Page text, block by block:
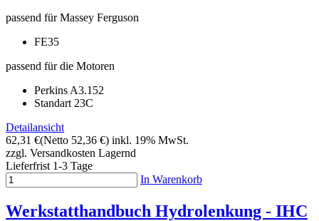
passend für Massey Ferguson
FE35
passend für die Motoren
Perkins A3.152
Standart 23C
Detailansicht
62,31 €(Netto 52,36 €) inkl. 19% MwSt.
zzgl. Versandkosten Lagernd
Lieferfrist 1-3 Tage
In Warenkorb
Werkstatthandbuch Hydrolenkung - IHC